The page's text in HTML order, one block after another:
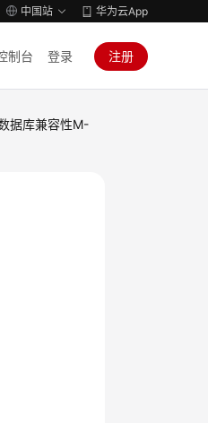
中国站 华为云App
制台 登录 注册
据库兼容性M-